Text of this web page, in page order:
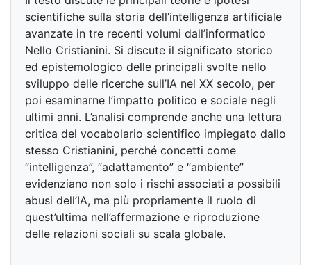
scientifiche sulla storia dell’intelligenza artificiale
avanzate in tre recenti volumi dall’informatico
Nello Cristianini. Si discute il significato storico
ed epistemologico delle principali svolte nello
sviluppo delle ricerche sull’IA nel XX secolo, per
poi esaminarne l’impatto politico e sociale negli
ultimi anni. L’analisi comprende anche una lettura
critica del vocabolario scientifico impiegato dallo
stesso Cristianini, perché concetti come
“intelligenza”, “adattamento” e “ambiente”
evidenziano non solo i rischi associati a possibili
abusi dell’IA, ma più propriamente il ruolo di
quest’ultima nell’affermazione e riproduzione
delle relazioni sociali su scala globale.